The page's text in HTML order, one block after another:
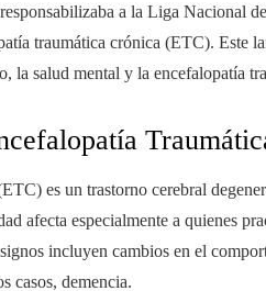
a la Liga Nacional
traumática crónica (ETC). Este
la salud mental y la encefalopatía
es un trastorno cerebral
afecta especialmente a quienes
incluyen cambios en el
casos, demencia.